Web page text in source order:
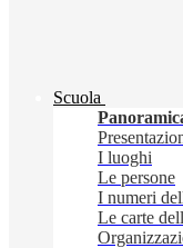
Scuola
I luoghi
Le persone
I numeri
Le carte